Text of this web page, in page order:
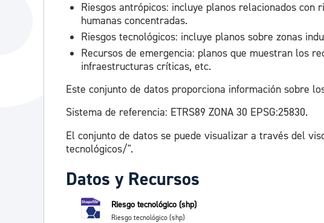
Riesgos antrópicos: incluye planos relacionados
humanas concentradas.
Riesgos tecnológicos: incluye planos sobre zonas
Recursos de emergencia: planos que muestran los
infraestructuras críticas, etc.
Este conjunto de datos proporciona información sobre
Sistema de referencia: ETRS89 ZONA 30 EPSG:25830.
El conjunto de datos se puede visualizar a través del
tecnológicos/".
Datos y Recursos
Riesgo tecnológico (shp)
Riesgo tecnológico (shp)